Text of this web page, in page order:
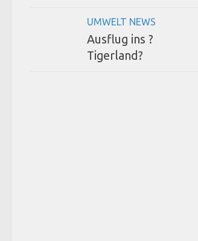
UMWELT NEWS
Ausflug ins ?
Tigerland?